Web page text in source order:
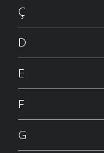
Ç
D
E
F
G